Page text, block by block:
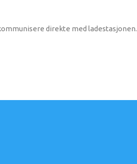
direkte med ladestasjonen.